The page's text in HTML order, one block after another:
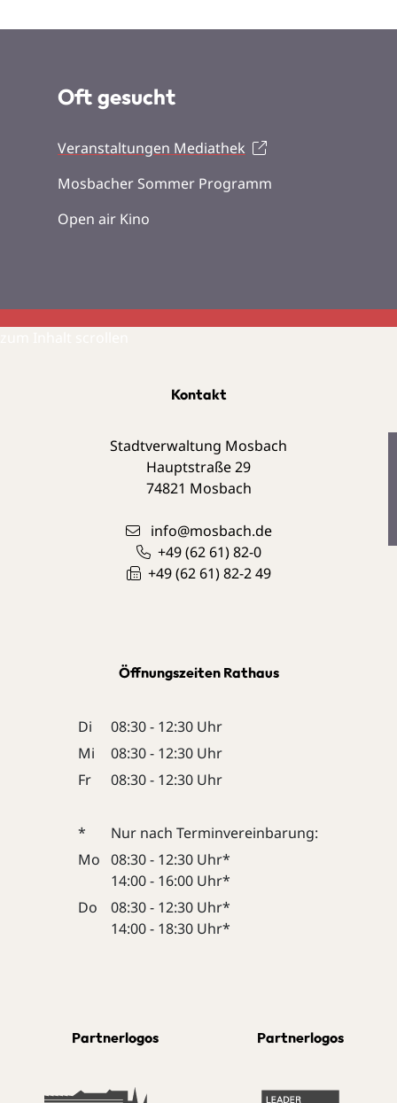
Oft gesucht
Veranstaltungen Mediathek
Mosbacher Sommer Programm
Open air Kino
Kontakt
Stadtverwaltung Mosbach
Hauptstraße 29
74821 Mosbach
info@mosbach.de
+49 (62 61) 82-0
+49 (62 61) 82-2 49
Öffnungszeiten Rathaus
Di
08:30 - 12:30 Uhr
Mi
08:30 - 12:30 Uhr
Fr
08:30 - 12:30 Uhr
*
Nur nach Terminvereinbarung:
Mo 08:30 - 12:30 Uhr*
14:00 - 16:00 Uhr*
Do
08:30 - 12:30 Uhr*
14:00 - 18:30 Uhr*
Partnerlogos Partnerlogos